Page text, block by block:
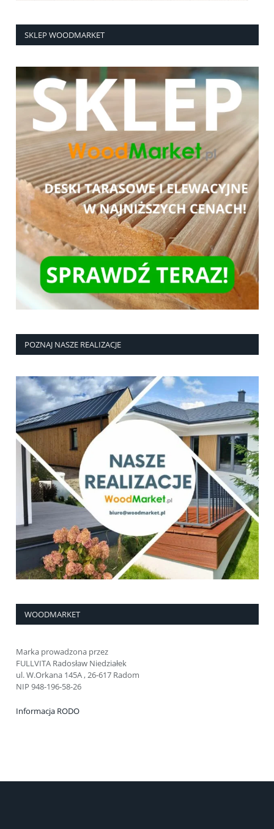
SKLEP WOODMARKET
POZNAJ NASZE REALIZACJE
WOODMARKET
Marka prowadzona przez
FULLVITA Radosław Niedziałek
ul. W.Orkana 145A , 26-617 Radom
NIP 948-196-58-26
Informacja RODO